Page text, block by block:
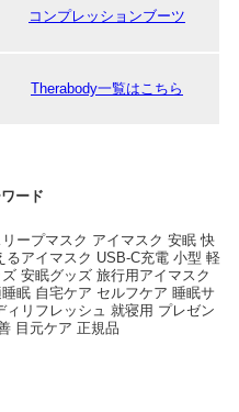
コンプレッションブーツ
Therabody一覧はこちら
ード
ープマスク アイマスク 安眠 快
アイマスク USB-C充電 小型 軽
安眠グッズ 旅行用アイマスク
眠 自宅ケア セルフケア 睡眠サ
リフレッシュ 就寝用 プレゼン
目元ケア 正規品